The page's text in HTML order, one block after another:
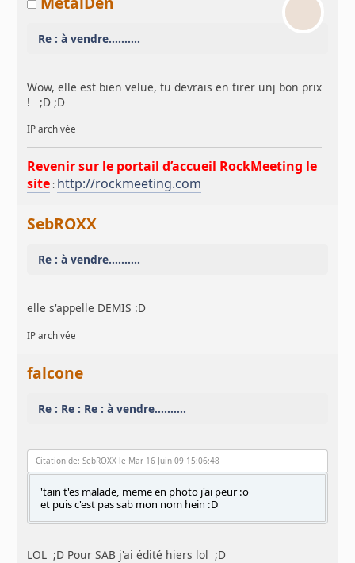
Re : à vendre..........
Wow, elle est bien velue, tu devrais en tirer unj bon prix
! ;D ;D
IP archivée
Revenir sur le portail d’accueil RockMeeting le
site : http://rockmeeting.com
SebROXX
Re : à vendre..........
elle s'appelle DEMIS :D
IP archivée
falcone
Re : Re : Re : à vendre..........
Citation de: SebROXX le Mar 16 Juin 09 15:06:48
'tain t'es malade, meme en photo j'ai peur :o
et puis c'est pas sab mon nom hein :D
LOL ;D Pour SAB j'ai édité hiers lol ;D